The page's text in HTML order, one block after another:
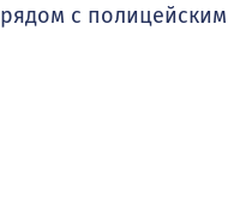
с полицейским